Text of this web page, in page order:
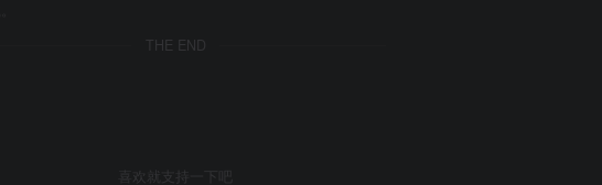
THE END
喜欢就支持一下吧